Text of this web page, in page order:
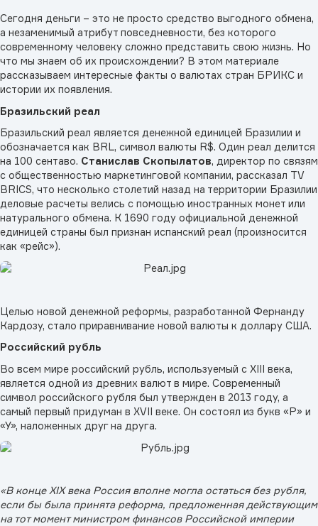
Сегодня деньги – это не просто средство выгодного обмена,
а незаменимый атрибут повседневности, без которого
современному человеку сложно представить свою жизнь. Но
что мы знаем об их происхождении? В этом материале
рассказываем интересные факты о валютах стран БРИКС и
истории их появления.
Бразильский реал
Бразильский реал является денежной единицей Бразилии и
обозначается как BRL, символ валюты R$. Один реал делится
на 100 сентаво. Станислав Скопылатов, директор по связям
с общественностью маркетинговой компании, рассказал TV
BRICS, что несколько столетий назад на территории Бразилии
деловые расчеты велись с помощью иностранных монет или
натурального обмена. К 1690 году официальной денежной
единицей страны был признан испанский реал (произносится
как «рейс»).
Целью новой денежной реформы, разработанной Фернанду
Кардозу, стало приравнивание новой валюты к доллару США.
Российский рубль
Во всем мире российский рубль, используемый с XIII века,
является одной из древних валют в мире. Современный
символ российского рубля был утвержден в 2013 году, а
самый первый придуман в XVII веке. Он состоял из букв «Р» и
«У», наложенных друг на друга.
«В конце XIX века Россия вполне могла остаться без рубля,
если бы была принята реформа, предложенная действующим
на тот момент министром финансов Российской империи